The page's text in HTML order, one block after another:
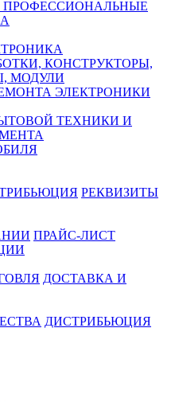
ПРОФЕССИОНАЛЬНЫЕ
КОНСТРУКТОРЫ,
МОДУЛИ
ЭЛЕКТРОНИКИ
ТЕХНИКИ И
РЕКВИЗИТЫ
ПРАЙС-ЛИСТ
ДОСТАВКА И
ДИСТРИБЬЮЦИЯ